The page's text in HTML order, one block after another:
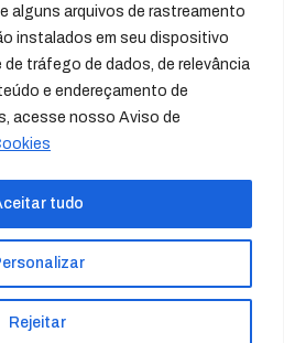
alguns arquivos de rastreamento
instalados em seu dispositivo
de tráfego de dados, de relevância
e endereçamento de
acesse nosso Aviso de
Rejeitar
tudo
take a few moments.